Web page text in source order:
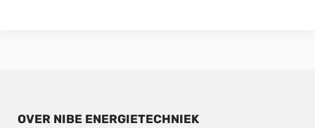
OVER NIBE ENERGIETECHNIEK